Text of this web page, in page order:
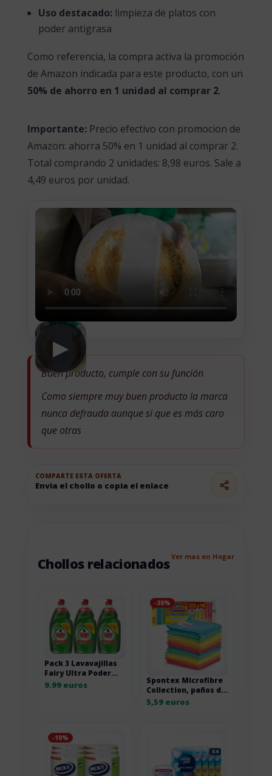
Uso destacado: limpieza de platos con
poder antigrasa
Como referencia, la compra activa la promoción
de Amazon indicada para este producto, con un
50% de ahorro en 1 unidad al comprar 2.
Importante:Precio efectivo con promocion de
Amazon: ahorra 50% en 1 unidad al comprar 2.
Total comprando 2 unidades: 8,98 euros. Sale a
4,49 euros por unidad.
▶
Buen producto, cumple con su función
Como siempre muy buen producto la marca
nunca defrauda aunque si que es más caro
que otras
COMPARTE ESTA OFERTA
Envia el chollo o copia el enlace
Chollos relacionadosVer mas en Hogar
Pack 3 Lavavajillas
Fairy Ultra Poder
Original 900ml
9.99 euros
-30%
Spontex Microfibre
Collection, paños de
microfibra de
limpieza por 11,18
5,59 euros
-10%